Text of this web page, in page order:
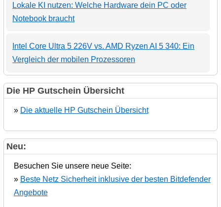
Lokale KI nutzen: Welche Hardware dein PC oder
Notebook braucht
Intel Core Ultra 5 226V vs. AMD Ryzen AI 5 340: Ein
Vergleich der mobilen Prozessoren
Die HP Gutschein Übersicht
» Die aktuelle HP Gutschein Übersicht
Neu:
Besuchen Sie unsere neue Seite:
» Beste Netz Sicherheit inklusive der besten Bitdefender
Angebote